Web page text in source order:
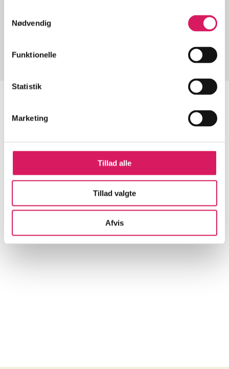
Nødvendig
Funktionelle
Statistik
Marketing
Tillad alle
Tillad valgte
Afvis
Fra
...
...